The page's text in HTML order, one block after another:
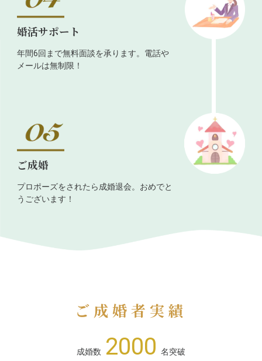
婚活サポート
年間6回まで無料面談を承ります。電話や
メールは無制限！
ご成婚
プロポーズをされたら成婚退会。おめでと
うございます！
ご成婚者実績
成婚数 2000 名突破